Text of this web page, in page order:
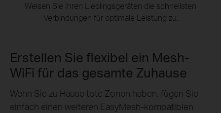
Weisen Sie Ihren Lieblingsgeräten die schnellsten
Verbindungen für optimale Leistung zu.
Erstellen Sie flexibel ein Mesh-
WiFi für das gesamte Zuhause
Wenn Sie zu Hause tote Zonen haben, fügen Sie
einfach einen weiteren EasyMesh-kompatiblen